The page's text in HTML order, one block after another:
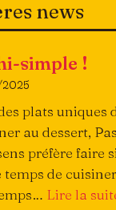
news
simple !
plats uniques
au dessert,
préfère faire
temps de cuisiner
Lire la